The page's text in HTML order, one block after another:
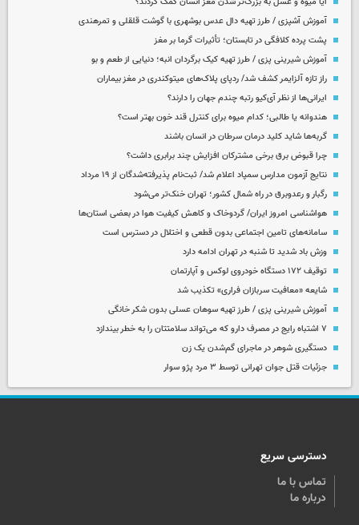
آموزش آشپزی / طرز تهیه دال عدس بوشهری با گوشت قلقلی و تمرهندی
پشت پرده کلافگی در تابستان؛ تأثیرات گرما بر مغز
آموزش شیرینی پزی / طرز تهیه کیک برگردان انبه؛ دنیایی از طعم و بو
راز تازه آلزایمر کشف شد/ ردپای پلاک‌های میتوکندری در مغز بیماران
ایرانی‌ها از نظر آی‌کیو رتبه چندم جهان را دارند؟
هندوانه یا طالبی؛ کدام‌ میوه برای کنترل قند خون بهتر است؟
گربه‌ها شاید کلید درمان سرطان در انسان باشند
چرا قبوض برق برخی مشترکان افزایش چند برابری داشت؟
نتایج آزمون مدارس سمپاد اعلام شد/ ثبت‌نام پذیرفته‌شدگان از ۱۹ مرداد
رگبار و رعدوبرق در راه شمال کشور؛ تهران خنک‌تر می‌شود
هواشناسی امروز ایران/ گردوخاک و کاهش کیفیت هوا در بعضی استان‌ها
سامانه‌های تامین اجتماعی بدون قطعی و اختلال در دسترس است
وزش باد شدید تا شنبه در تهران ادامه دارد
توقیف ۱۷۲ دستگاه خودروی لوکس و آپارتمان
شایعه «معافیت سربازان فراری» تکذیب شد
آموزش شیرینی پزی / طرز تهیه سوهان عسلی بدون شکر خانگی
۷ اشتباه رایج در مصرف دارو که می‌تواند سلامتتان را به خطر بیندازد
دستگیری شوهر در ماجرای گم‌شدن یک زن
جزئیات قتل جوان تهرانی توسط ۳ مرد پژو سوار
دسترسی سریع
تماس با ما
درباره ما